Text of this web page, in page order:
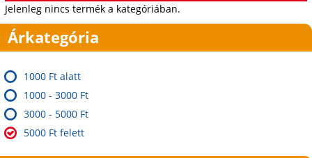
Jelenleg nincs termék a kategóriában.
Árkategória
1000 Ft alatt
1000 - 3000 Ft
3000 - 5000 Ft
5000 Ft felett